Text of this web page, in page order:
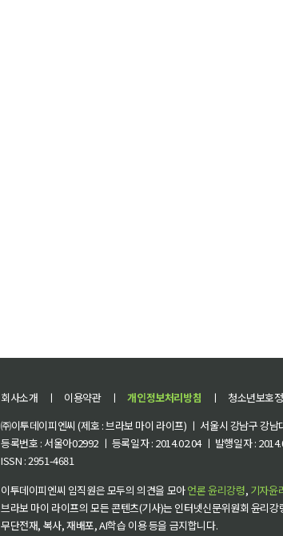
회사소개 ㅣ 이용약관 ㅣ 개인정보처리방침 ㅣ 청소년보호
㈜이투데이피엔씨 (제호 : 브라보 마이 라이프) ㅣ 서울시 강남구 강
등록번호 : 서울아02992 ㅣ 등록일자 : 2014.02.04 ㅣ 발행일자 :
ISSN : 2951-4681
이투데이피엔씨 임직원은 모두의 의견을 모아언론 윤리강령, 기자윤
브라보 마이 라이프의 모든 콘텐츠(기사)는 인터넷신문위원회 윤리
무단전재, 복사, 재배포, AI학습 이용 등을 금지합니다.